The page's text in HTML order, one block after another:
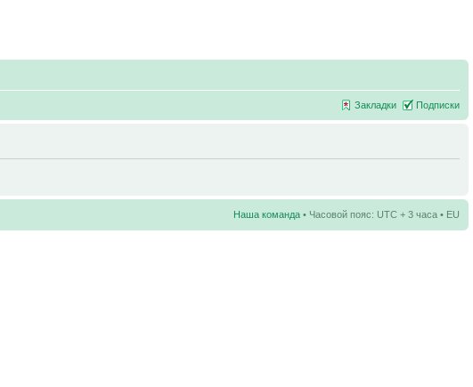
Закладки Подписки
Наша команда • Часовой пояс: UTC + 3 часа • EU